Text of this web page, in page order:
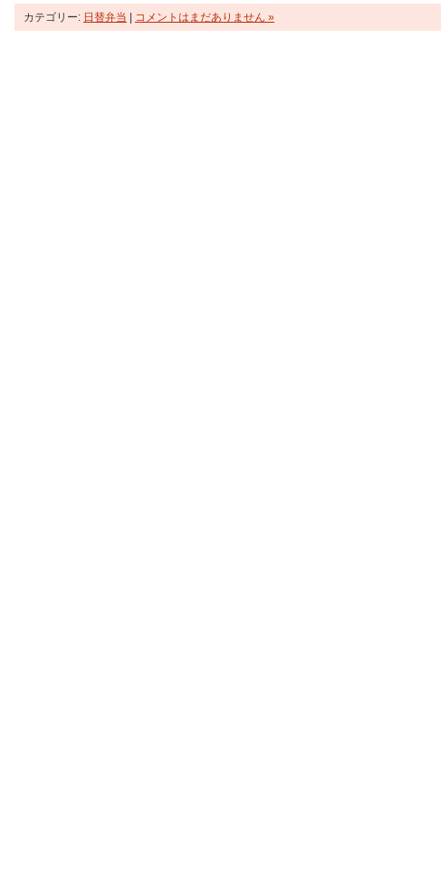
カテゴリー: 日替弁当 コメントはまだありません »